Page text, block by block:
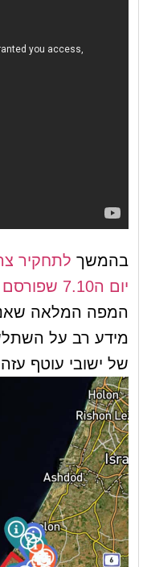
בהמשך לתחקיר
יום ה7.10 שפורסם לאחרונה
המפה המלאה
מידע רב על
של ישובי עוטף